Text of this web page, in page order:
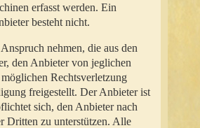
erfasst werden. Ein
besteht nicht.
nehmen, die aus den
den Anbieter von jeglichen
Rechtsverletzung
freigestellt. Der Anbieter ist
sich, den Anbieter nach
Dritten zu unterstützen. Alle